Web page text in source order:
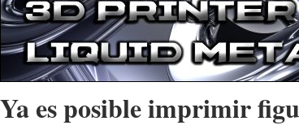
Ya es posible imprimir